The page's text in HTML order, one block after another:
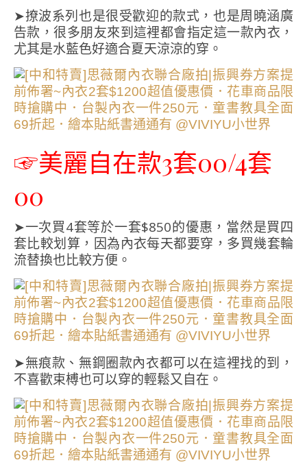
➤撩波系列也是很受歡迎的款式，也是周曉涵廣
告款，很多朋友來到這裡都會指定這一款內衣，
尤其是水藍色好適合夏天涼涼的穿。
☞美麗自在款3套00/4套
00
➤一次買4套等於一套$850的優惠，當然是買四
套比較划算，因為內衣每天都要穿，多買幾套輪
流替換也比較方便。
➤無痕款、無鋼圈款內衣都可以在這裡找的到，
不喜歡束榑也可以穿的輕鬆又自在。